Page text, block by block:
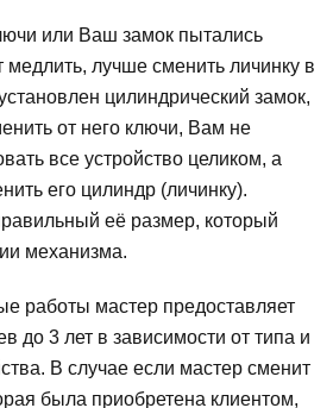
или Ваш замок пытались
медлить, лучше сменить личинку в
цилиндрический замок,
от него ключи, Вам не
все устройство целиком, а
его цилиндр (личинку).
её размер, который
механизма.
работы мастер предоставляет
до 3 лет в зависимости от типа и
В случае если мастер сменит
была приобретена клиентом,